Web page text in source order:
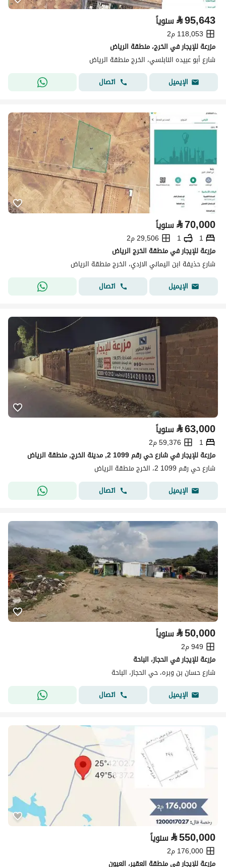
⃁95,643 سنوياً
118,053 م2
مزرعة للإيجار في الخرج، منطقة الرياض
شارع أبو عبيده النابلسي، الخرج منطقة الرياض
الإيميل
اتصال
⃁70,000 سنوياً
1
1
29,506 م2
مزرعة للإيجار في منطقة الخرج الرياض
شارع حذيفة ابن اليماني الازدي، الخرج منطقة الرياض
الإيميل
اتصال
⃁63,000 سنوياً
1
59,376 م2
مزرعة للإيجار في شارع حي رقم 1099 2, مدينة الخرج, منطقة الرياض
شارع حي رقم 1099 2، الخرج منطقة الرياض
الإيميل
اتصال
⃁50,000 سنوياً
949 م2
مزرعة للإيجار في الحجاز، الباحة
شارع حسان بن وبره، حي الحجاز، الباحة
الإيميل
اتصال
⃁550,000 سنوياً
176,000 م2
مزرعة للإيجار في منطقة العقير، العيون